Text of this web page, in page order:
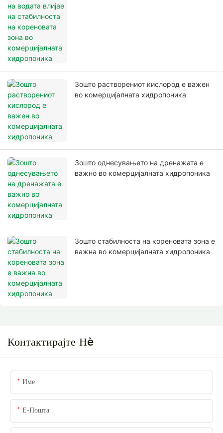
Зошто растворениот кислород е важен
во комерцијалната хидропоника
Зошто однесувањето на дренажата е
важно во комерцијалната хидропоника
Зошто стабилноста на кореновата зона е
важна во комерцијалната хидропоника
Контактирајте Нè
Име
Е-Пошта